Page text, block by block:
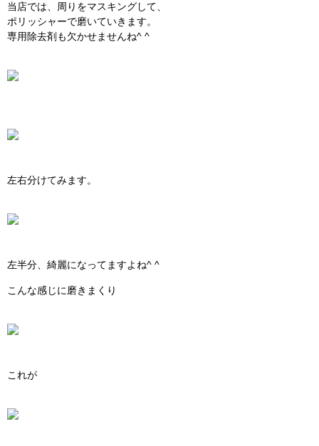
当店では、周りをマスキングして、
ポリッシャーで磨いていきます。
専用除去剤も欠かせませんね^ ^
左右分けてみます。
左半分、綺麗になってますよね^ ^
こんな感じに磨きまくり
これが